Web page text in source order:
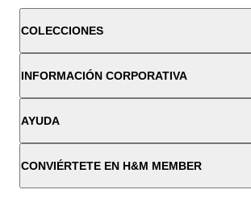
COLECCIONES
INFORMACIÓN CORPORATIVA
AYUDA
CONVIÉRTETE EN H&M MEMBER